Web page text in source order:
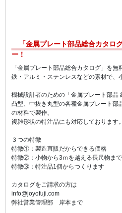
「金属プレート部品総合カタ
ー！
「金属プレート部品総合カタログ」を無
鉄・アルミ・ステンレスなどの素材で
機械設計者のための「金属プレート部
凸型、中抜き丸型の各種金属プレート
の材料で製作。
複雑形状の特注品にも対応しております。
３つの特徴
特徴①：製造直販だからできる価格
特徴②：小物から3ｍを越える長尺物ま
特徴③：特注品1個からつくります
カタログをご請求の方は
info@joyofuji.com
弊社営業管理部 岸本まで